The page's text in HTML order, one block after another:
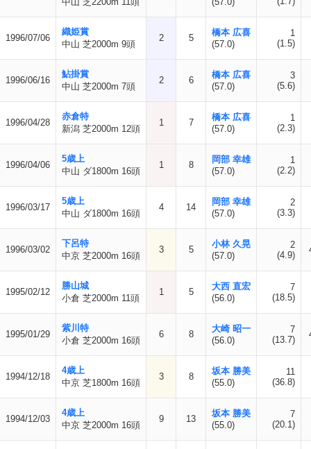
1996/07/06
織姫賞
中山 芝2000m 9頭
2 5
橋本 広喜
(57.0)
1
(1.5)
1996/06/16
鮎掛賞
中山 芝2000m 7頭
2 6
橋本 広喜
(57.0)
3
(5.6)
1996/04/28
赤倉特
新潟 芝2000m 12頭
1 7
橋本 広喜
(57.0)
1
(2.3)
1996/04/06
5歳上
中山 ダ1800m 16頭
1 8
岡部 幸雄
(57.0)
1
(2.2)
1996/03/17
5歳上
中山 ダ1800m 16頭
4 14
岡部 幸雄
(57.0)
2
(3.3)
1996/03/02
下呂特
中京 芝2000m 16頭
3 5
小林 久晃
(57.0)
2
(4.9)
1995/02/12
勝山城
小倉 芝2000m 11頭
1 5
大西 直宏
(56.0)
7
(18.5)
1995/01/29
紫川特
小倉 芝2000m 16頭
6 8
大崎 昭一
(56.0)
7
(13.7)
1994/12/18
4歳上
中京 芝1800m 16頭
3 8
坂本 勝美
(55.0)
11
(36.8)
1994/12/03
4歳上
中京 芝2000m 16頭
9 13
坂本 勝美
(55.0)
7
(20.1)